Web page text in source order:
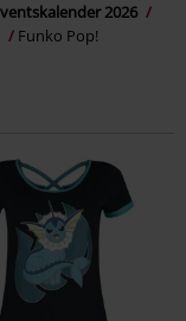
2026
Funko Pop!